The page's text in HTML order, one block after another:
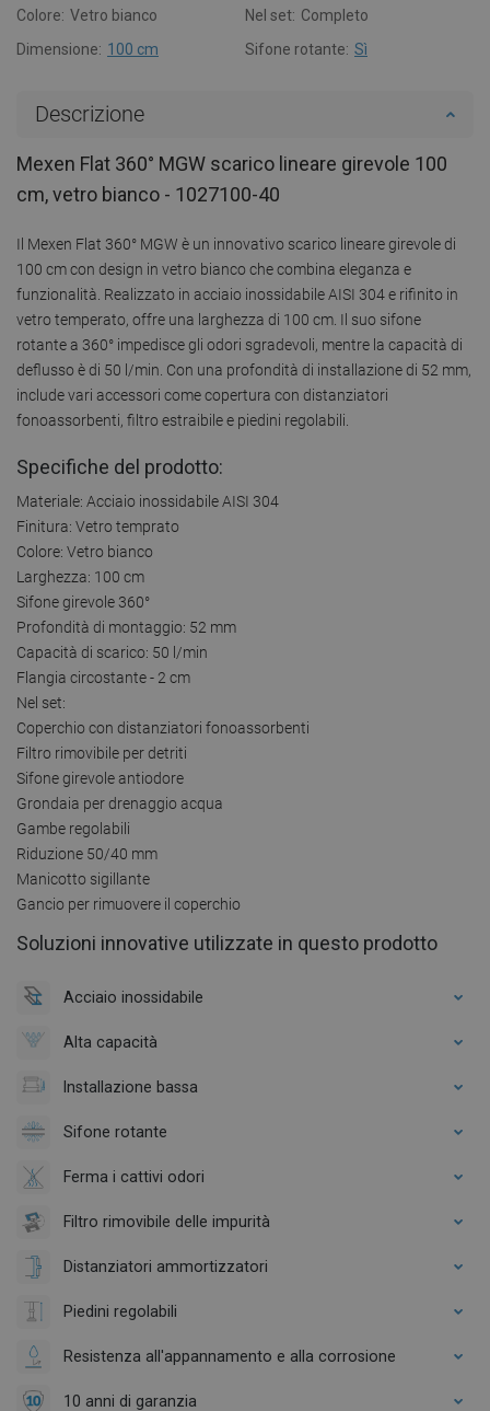
Colore: Vetro bianco Nel set: Completo
Dimensione: 100 cm Sifone rotante: Sì
Descrizione
Mexen Flat 360° MGW scarico lineare girevole 100
cm, vetro bianco - 1027100-40
Il Mexen Flat 360° MGW è un innovativo scarico lineare girevole di
100 cm con design in vetro bianco che combina eleganza e
funzionalità. Realizzato in acciaio inossidabile AISI 304 e rifinito in
vetro temperato, offre una larghezza di 100 cm. Il suo sifone
rotante a 360° impedisce gli odori sgradevoli, mentre la capacità di
deflusso è di 50 l/min. Con una profondità di installazione di 52 mm,
include vari accessori come copertura con distanziatori
fonoassorbenti, filtro estraibile e piedini regolabili.
Specifiche del prodotto:
Materiale: Acciaio inossidabile AISI 304
Finitura: Vetro temprato
Colore: Vetro bianco
Larghezza: 100 cm
Sifone girevole 360°
Profondità di montaggio: 52 mm
Capacità di scarico: 50 l/min
Flangia circostante - 2 cm
Nel set:
Coperchio con distanziatori fonoassorbenti
Filtro rimovibile per detriti
Sifone girevole antiodore
Grondaia per drenaggio acqua
Gambe regolabili
Riduzione 50/40 mm
Manicotto sigillante
Gancio per rimuovere il coperchio
Soluzioni innovative utilizzate in questo prodotto
Acciaio inossidabile
Alta capacità
Installazione bassa
Sifone rotante
Ferma i cattivi odori
Filtro rimovibile delle impurità
Distanziatori ammortizzatori
Piedini regolabili
Resistenza all'appannamento e alla corrosione
10 anni di garanzia